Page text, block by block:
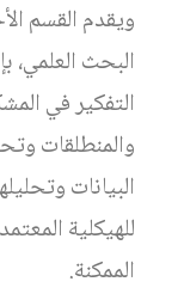
ويقدم القسم
البحث العلمي،
التفكير في
والمنطلقات
البيانات
للهيكلية
الممكنة.